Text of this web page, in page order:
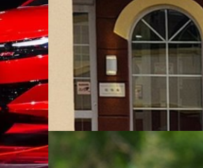
แม้ว่ากระแสรถ EV ยังคงร้อนแรง
เป็นเช่นนั้นไม่ใช่เรื่องของความปร
ได้ดีอีกด้วย ดังที่เห็นได้จาก
ประหยัดน้ำมันที่สุดในโลก รถยนต์ไฮ
รถข้ามประเทศอเมริกาจากศาลาก
เป็นระยะทางรวมกว่า 3,211.7 ไมล์
ทะเล บางแห่งมีอุณหภูมิสูงถึง 40 อ
ต่อแกลลอน หรือคิดเป็น 39.6 กม./ลิ
บริดรุ่นแรกของโลก (เปิดตัวในอเมริ
Noparat Monchaitanapat | 675
Read More
21/08/2024